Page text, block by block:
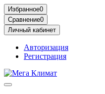
Избранное0
Сравнение0
Личный кабинет
Авторизация
Регистрация